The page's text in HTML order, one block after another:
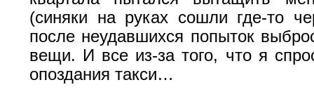
(синяки на руках сошли где-то
после неудавшихся попыток
вещи. И все из-за того, что я
опоздания такси…